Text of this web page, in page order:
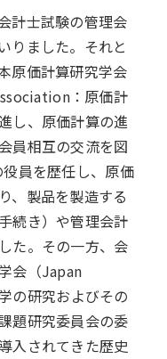
計士試験の管理会
りました。それと
原価計算研究学会
：原価計
し、原価計算の進
員相互の交流を図
員を歴任し、原価
、製品を製造する
続き）や管理会計
た。その一方、会
会（Japan
の研究およびその
題研究委員会の委
入されてきた歴史